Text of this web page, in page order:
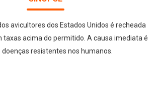
avicultores dos Estados Unidos é recheada
taxas acima do permitido. A causa imediata é
resistentes nos humanos.